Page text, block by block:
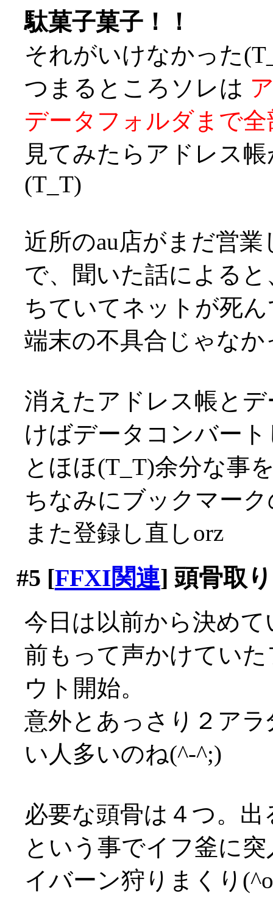
駄菓子菓子！！
それがいけなかった
つまるところソレは
データフォルダまで全
見てみたらアドレス
(T_T)
近所のau店がまだ営
で、聞いた話による
ちていてネットが死
端末の不具合じゃなか
消えたアドレス帳と
けばデータコンバー
とほほ(T_T)余分な事
ちなみにブックマー
また登録し直しorz
#5 [FFXI関連] 頭骨取
今日は以前から決め
前もって声かけてい
ウト開始。
意外とあっさり２ア
い人多いのね(^-^;)
必要な頭骨は４つ。
という事でイフ釜に
イバーン狩りまくり